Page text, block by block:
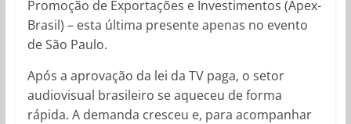
Promoção de Exportações e Investimentos (Apex-
Brasil) – esta última presente apenas no evento
de São Paulo.
Após a aprovação da lei da TV paga, o setor
audiovisual brasileiro se aqueceu de forma
rápida. A demanda cresceu e, para acompanhar